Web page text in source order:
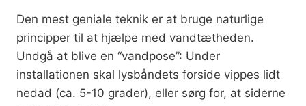
Den mest geniale teknik er at bruge naturlige
principper til at hjælpe med vandtætheden.
Undgå at blive en “vandpose”: Under
installationen skal lysbåndets forside vippes lidt
nedad (ca. 5-10 grader), eller sørg for, at siderne